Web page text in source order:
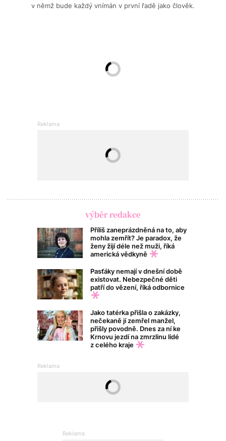
v němž bude každý vnímán v první řadě jako člověk.
výběr redakce
Příliš zaneprázdněná na to, aby
mohla zemřít? Je paradox, že
ženy žijí déle než muži, říká
americká vědkyně
Pasťáky nemají v dnešní době
existovat. Nebezpečné děti
patří do vězení, říká odbornice
Jako tatérka přišla o zakázky,
nečekaně jí zemřel manžel,
přišly povodně. Dnes za ní ke
Krnovu jezdí na zmrzlinu lidé
z celého kraje